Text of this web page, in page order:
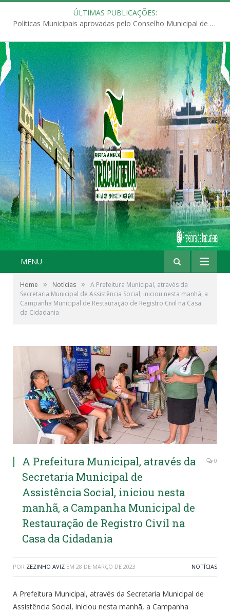
ÚLTIMAS PUBLICAÇÕES:
Políticas Municipais aprovadas pelo Conselho Municipal de Educação (CME)
MENU
Home » Notícias »
A Prefeitura Municipal, através da
Secretaria Municipal de Assistência Social, iniciou nesta manhã, a
Campanha Municipal de Restauração de Registro Civil na Casa
da Cidadania
A Prefeitura Municipal, através da
Secretaria Municipal de
Assistência Social, iniciou nesta
manhã, a Campanha Municipal de
Restauração de Registro Civil na
Casa da Cidadania
0
POR ZEZINHO AVIZ EM 28 DE MARÇO DE 2023 NOTÍCIAS
A Prefeitura Municipal, através da Secretaria Municipal de
Assistência Social, iniciou nesta manhã, a Campanha